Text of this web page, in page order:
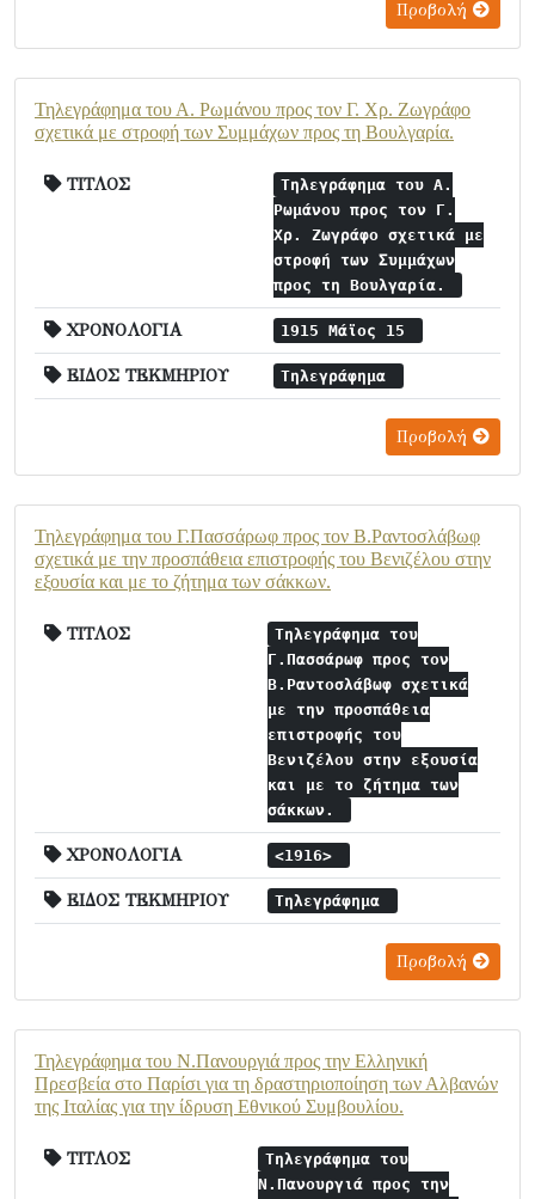
Προβολή
Τηλεγράφημα του Α. Ρωμάνου προς τον Γ. Χρ. Ζωγράφο
σχετικά με στροφή των Συμμάχων προς τη Βουλγαρία.
ΤΙΤΛΟΣ
Τηλεγράφημα του Α.
Ρωμάνου προς τον Γ.
Χρ. Ζωγράφο σχετικά με
στροφή των Συμμάχων
προς τη Βουλγαρία.
ΧΡΟΝΟΛΟΓΙΑ 1915 Μάϊος 15
ΕΙΔΟΣ ΤΕΚΜΗΡΙΟΥ Τηλεγράφημα
Προβολή
Τηλεγράφημα του Γ.Πασσάρωφ προς τον Β.Ραντοσλάβωφ
σχετικά με την προσπάθεια επιστροφής του Βενιζέλου στην
εξουσία και με το ζήτημα των σάκκων.
ΤΙΤΛΟΣ
Τηλεγράφημα του
Γ.Πασσάρωφ προς τον
Β.Ραντοσλάβωφ σχετικά
με την προσπάθεια
επιστροφής του
Βενιζέλου στην εξουσία
και με το ζήτημα των
σάκκων.
ΧΡΟΝΟΛΟΓΙΑ <1916>
ΕΙΔΟΣ ΤΕΚΜΗΡΙΟΥ Τηλεγράφημα
Προβολή
Τηλεγράφημα του Ν.Πανουργιά προς την Ελληνική
Πρεσβεία στο Παρίσι για τη δραστηριοποίηση των Αλβανών
της Ιταλίας για την ίδρυση Εθνικού Συμβουλίου.
ΤΙΤΛΟΣ
Τηλεγράφημα του
Ν.Πανουργιά προς την